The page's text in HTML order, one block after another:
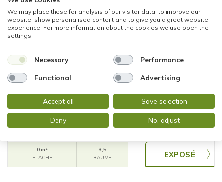
1.250,- €
ATTRAKTIVES LADENLOKAL MIT
SCHAUFENSTER IN GUT FREQUENTIERTER LAGE
Büro / Praxis
0 m²
FLÄCHE
3,5
RÄUME
We may place these for analysis of our visitor data, to improve our
website, show personalised content and to give you a great website
experience. For more information about the cookies we use open the
settings.
Necessary Performance
Functional Advertising
Accept all Save selection
Deny No, adjust